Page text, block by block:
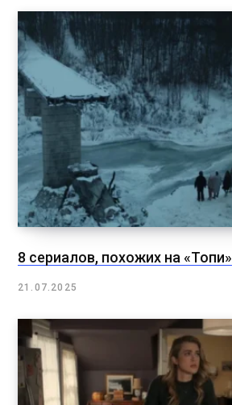
8 сериалов, похожих на «Топи»
21.07.2025